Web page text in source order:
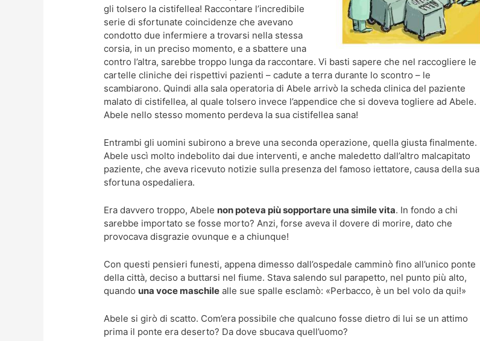
gli tolsero la cistifellea! Raccontare l’incredibile
serie di sfortunate coincidenze che avevano
condotto due infermiere a trovarsi nella stessa
corsia, in un preciso momento, e a sbattere una
contro l’altra, sarebbe troppo lunga da raccontare. Vi basti sapere che nel raccogliere le
cartelle cliniche dei rispettivi pazienti – cadute a terra durante lo scontro – le
scambiarono. Quindi alla sala operatoria di Abele arrivò la scheda clinica del paziente
malato di cistifellea, al quale tolsero invece l’appendice che si doveva togliere ad Abele.
Abele nello stesso momento perdeva la sua cistifellea sana!
Entrambi gli uomini subirono a breve una seconda operazione, quella giusta finalmente.
Abele uscì molto indebolito dai due interventi, e anche maledetto dall’altro malcapitato
paziente, che aveva ricevuto notizie sulla presenza del famoso iettatore, causa della sua
sfortuna ospedaliera.
Era davvero troppo, Abele non poteva più sopportare una simile vita. In fondo a chi
sarebbe importato se fosse morto? Anzi, forse aveva il dovere di morire, dato che
provocava disgrazie ovunque e a chiunque!
Con questi pensieri funesti, appena dimesso dall’ospedale camminò fino all’unico ponte
della città, deciso a buttarsi nel fiume. Stava salendo sul parapetto, nel punto più alto,
quando una voce maschile alle sue spalle esclamò: «Perbacco, è un bel volo da qui!»
Abele si girò di scatto. Com’era possibile che qualcuno fosse dietro di lui se un attimo
prima il ponte era deserto? Da dove sbucava quell’uomo?